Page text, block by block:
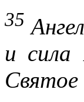
35
и сила